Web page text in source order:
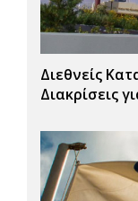
Διεθνείς
Διακρίσεις